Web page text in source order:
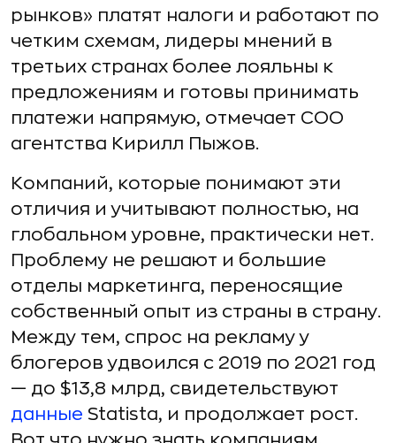
рынков» платят налоги и работают по
четким схемам, лидеры мнений в
третьих странах более лояльны к
предложениям и готовы принимать
платежи напрямую, отмечает COO
агентства Кирилл Пыжов.
Компаний, которые понимают эти
отличия и учитывают полностью, на
глобальном уровне, практически нет.
Проблему не решают и большие
отделы маркетинга, переносящие
собственный опыт из страны в страну.
Между тем, спрос на рекламу у
блогеров удвоился с 2019 по 2021 год
— до $13,8 млрд, свидетельствуют
данные Statista, и продолжает рост.